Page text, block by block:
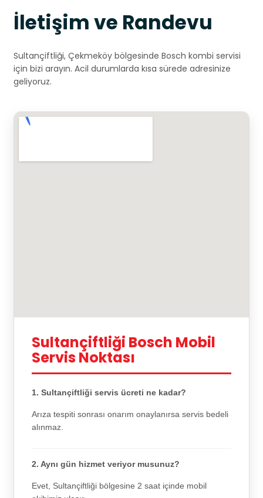
İletişim ve Randevu
Sultançiftliği, Çekmeköy bölgesinde Bosch kombi servisi
için bizi arayın. Acil durumlarda kısa sürede adresinize
geliyoruz.
Sultançiftliği Bosch Mobil
Servis Noktası
1. Sultançiftliği servis ücreti ne kadar?
Arıza tespiti sonrası onarım onaylanırsa servis bedeli
alınmaz.
2. Aynı gün hizmet veriyor musunuz?
Evet, Sultançiftliği bölgesine 2 saat içinde mobil